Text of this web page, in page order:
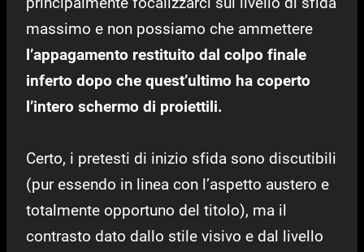
massimo e non possiamo che ammettere
l’appagamento restituito dal colpo finale
inferto dopo che quest’ultimo ha coperto
l’intero schermo di proiettili.
Certo, i pretesti di inizio sfida sono discutibili
(pur essendo in linea con l’aspetto austero e
totalmente opportuno del titolo), ma il
contrasto dato dallo stile visivo e dal livello